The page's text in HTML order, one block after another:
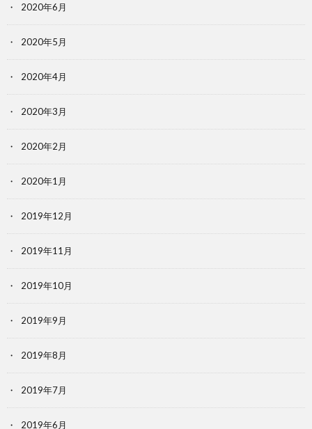
2020年6月
2020年5月
2020年4月
2020年3月
2020年2月
2020年1月
2019年12月
2019年11月
2019年10月
2019年9月
2019年8月
2019年7月
2019年6月